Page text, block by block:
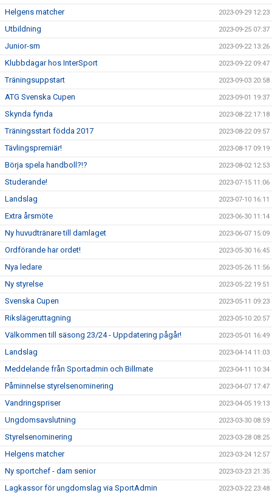
Helgens matcher 2023-09-29 12:23
Utbildning 2023-09-25 07:37
Junior-sm 2023-09-22 13:26
Klubbdagar hos InterSport 2023-09-22 09:47
Träningsuppstart 2023-09-03 20:58
ATG Svenska Cupen 2023-09-01 19:37
Skynda fynda 2023-08-22 17:18
Träningsstart födda 2017 2023-08-22 09:57
Tävlingspremiär! 2023-08-17 09:19
Börja spela handboll?!? 2023-08-02 12:53
Studerande! 2023-07-15 11:06
Landslag 2023-07-10 16:11
Extra årsmöte 2023-06-30 11:14
Ny huvudtränare till damlaget 2023-06-07 15:09
Ordförande har ordet! 2023-05-30 16:45
Nya ledare 2023-05-26 11:56
Ny styrelse 2023-05-22 19:51
Svenska Cupen 2023-05-11 09:23
Rikslägeruttagning 2023-05-10 20:57
Välkommen till säsong 23/24 - Uppdatering pågår! 2023-05-01 16:49
Landslag 2023-04-14 11:03
Meddelande från Sportadmin och Billmate 2023-04-11 10:34
Påminnelse styrelsenominering 2023-04-07 17:47
Vandringspriser 2023-04-05 19:13
Ungdomsavslutning 2023-03-30 08:59
Styrelsenominering 2023-03-28 08:25
Helgens matcher 2023-03-24 12:57
Ny sportchef - dam senior 2023-03-23 21:35
Lagkassor för ungdomslag via SportAdmin 2023-03-22 23:48